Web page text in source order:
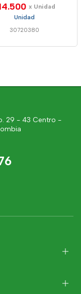
x Unidad
Unidad
30720380
29 - 43 Centro -